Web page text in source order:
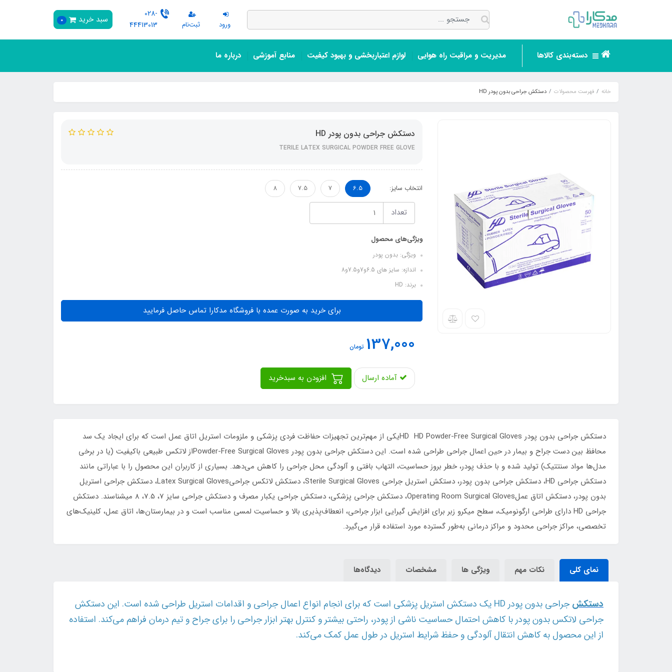
ورود ثبت‌نام
028-
44413013
سبد خرید 0
دسته‌بندی کالاها مدیریت و مراقبت راه هوایی لوازم اعتباربخشی و بهبود کیفیت منابع آموزشی درباره ما
خانه فهرست محصولات دستکش جراحی بدون پودر HD
دستکش جراحی بدون پودر HD
TERILE LATEX SURGICAL POWDER FREE GLOVE
انتخاب سایز: 6.5
7
7.5
8
تعداد
ویژگی‌های محصول
ویژگی: بدون پودر
اندازه: سایز های 6.5و7و7.5و8
برند: HD
برای خرید به صورت عمده با فروشگاه مدکارا تماس حاصل فرمایید
137,000 تومان
آماده ارسال
دستکش جراحی بدون پودر HD HD Powder-Free Surgical Glovesیکی از مهم‌ترین تجهیزات حفاظت فردی پزشکی و ملزومات استریل اتاق عمل است که برای ایجاد یک سد
محافظ بین دست جراح و بیمار در حین اعمال جراحی طراحی شده است. این دستکش جراحی بدون پودر Powder-Free Surgical Glovesاز لاتکس طبیعی باکیفیت (یا در برخی
مدل‌ها مواد سنتتیک) تولید شده و با حذف پودر، خطر بروز حساسیت، التهاب بافتی و آلودگی محل جراحی را کاهش می‌دهد. بسیاری از کاربران این محصول را با عباراتی مانند
دستکش جراحی HD، دستکش جراحی بدون پودر، دستکش استریل جراحی Sterile Surgical Gloves، دستکش لاتکس جراحیLatex Surgical Gloves، دستکش جراحی استریل
بدون پودر، دستکش اتاق عملOperating Room Surgical Gloves، دستکش جراحی پزشکی، دستکش جراحی یکبار مصرف و دستکش جراحی سایز 7، 7.5، 8 میشناسند. دستکش
جراحی HD دارای طراحی ارگونومیک، سطح میکرو زبر برای افزایش گیرایی ابزار جراحی، انعطاف‌پذیری بالا و حساسیت لمسی مناسب است و در بیمارستان‌ها، اتاق عمل، کلینیک‌های
تخصصی، مراکز جراحی محدود و مراکز درمانی به‌طور گسترده مورد استفاده قرار می‌گیرد.
نمای کلی نکات مهم ویژگی ها مشخصات دیدگاه‌ها
دستکش
جراحی بدون پودر HD یک دستکش استریل پزشکی است که برای انجام انواع اعمال جراحی و اقدامات استریل طراحی شده است. این دستکش
جراحی لاتکس بدون پودر با کاهش احتمال حساسیت ناشی از پودر، راحتی بیشتر و کنترل بهتر ابزار جراحی را برای جراح و تیم درمان فراهم می‌کند. استفاده
از این محصول به کاهش انتقال آلودگی و حفظ شرایط استریل در طول عمل کمک می‌کند.